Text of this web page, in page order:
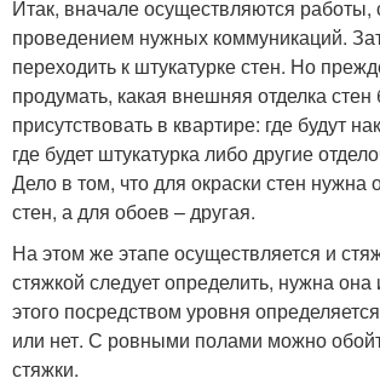
Итак, вначале осуществляются работы,
проведением нужных коммуникаций.
переходить к штукатурке стен. Но
продумать, какая внешняя отделка стен
присутствовать в квартире: где будут
где будет штукатурка либо другие
Дело в том, что для окраски стен нужна
стен, а для обоев – другая.
На этом же этапе осуществляется и
стяжкой следует определить, нужна она
этого посредством уровня
или нет. С ровными полами можно
стяжки.